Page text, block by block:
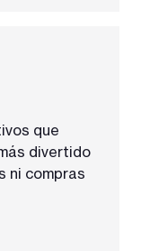
que
divertido
ni compras